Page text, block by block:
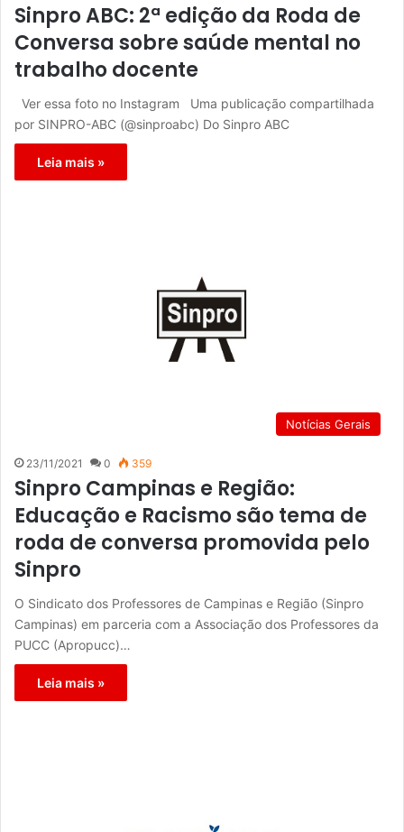
Sinpro ABC: 2ª edição da Roda de
Conversa sobre saúde mental no
trabalho docente
Ver essa foto no Instagram Uma publicação compartilhada
por SINPRO-ABC (@sinproabc) Do Sinpro ABC
Leia mais »
Notícias Gerais
23/11/2021 0 359
Sinpro Campinas e Região:
Educação e Racismo são tema de
roda de conversa promovida pelo
Sinpro
O Sindicato dos Professores de Campinas e Região (Sinpro
Campinas) em parceria com a Associação dos Professores da
PUCC (Apropucc)…
Leia mais »